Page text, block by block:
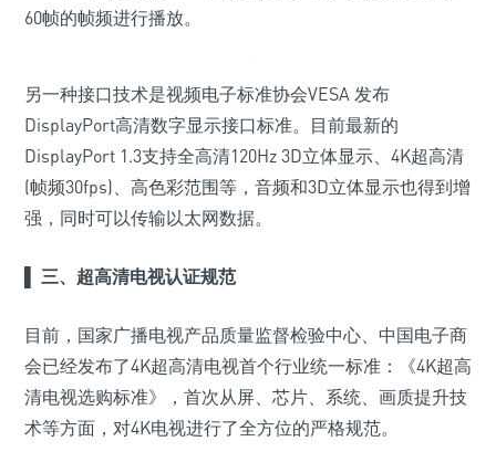
60帧的帧频进行播放。
另一种接口技术是视频电子标准协会VESA 发布
DisplayPort高清数字显示接口标准。目前最新的
DisplayPort 1.3支持全高清120Hz 3D立体显示、4K超高清
(帧频30fps)、高色彩范围等，音频和3D立体显示也得到增
强，同时可以传输以太网数据。
▌ 三、超高清电视认证规范
目前，国家广播电视产品质量监督检验中心、中国电子商
会已经发布了4K超高清电视首个行业统一标准：《4K超高
清电视选购标准》，首次从屏、芯片、系统、画质提升技
术等方面，对4K电视进行了全方位的严格规范。